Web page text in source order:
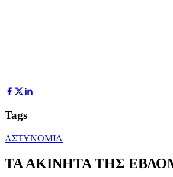
Tags
ΑΣΤΥΝΟΜΙΑ
ΤΑ ΑΚΙΝΗΤΑ ΤΗΣ